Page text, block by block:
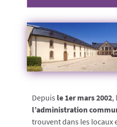
Depuis le 1er mars 2002,
l’administration
trouvent dans les locaux